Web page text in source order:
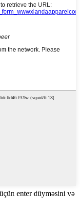
enter düyməsini və